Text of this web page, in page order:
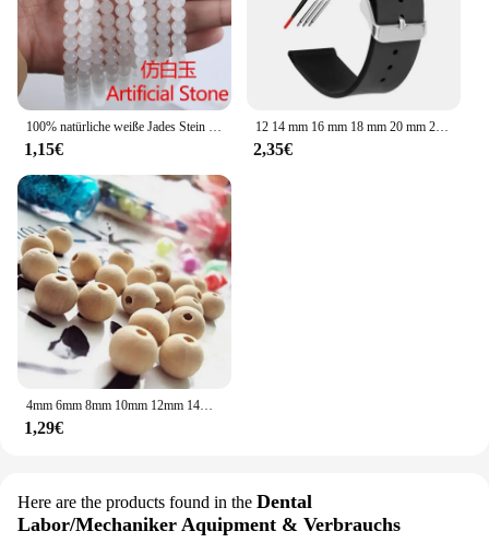
100% natürliche weiße Jades Stein runde Chalcedon lose Perlen 4 6 8 10 12 14mm DIY Handwerk Charms Perlen für die Schmuck herstellung
1,15€
12 14 mm 16 mm 18 mm 20 mm 22 mm 24 mm Silikon-Uhrenarmband für Herren und Damen, Ersatzarmband aus weichem Gummi für Seiko für Huawei Watch Gt2/3/4
2,35€
4mm 6mm 8mm 10mm 12mm 14mm 16mm 18mm 20mm 25mm 30mm 35mm 40mm Natur Farbe Runde Holz Perlen Für DIY Machen Zubehör K05013
1,29€
Here are the products found in the Dental
Labor/Mechaniker Aquipment & Verbrauchs